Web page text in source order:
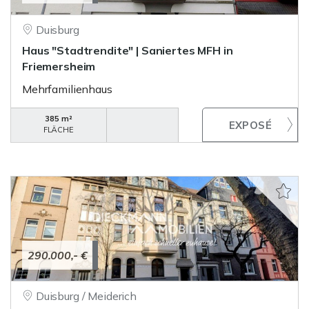
Duisburg
Haus "Stadtrendite" | Saniertes MFH in
Friemersheim
Mehrfamilienhaus
385 m²
FLÄCHE
290.000,- €
Duisburg / Meiderich